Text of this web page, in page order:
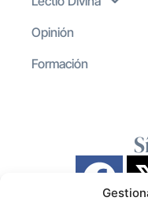
Opinión
Formación